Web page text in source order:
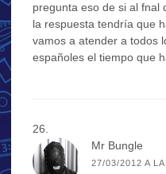
pregunta eso de si al fnal
la respuesta tendría que
vamos a atender a todos
españoles el tiempo que
Mr Bungle
27/03/2012 A